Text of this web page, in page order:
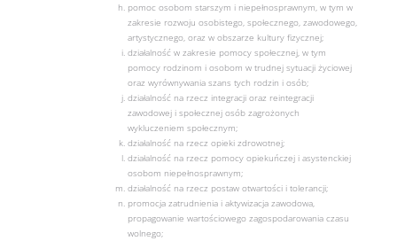
pomoc osobom starszym i niepełnosprawnym, w tym w
zakresie rozwoju osobistego, społecznego, zawodowego,
artystycznego, oraz w obszarze kultury fizycznej;
działalność w zakresie pomocy społecznej, w tym
pomocy rodzinom i osobom w trudnej sytuacji życiowej
oraz wyrównywania szans tych rodzin i osób;
działalność na rzecz integracji oraz reintegracji
zawodowej i społecznej osób zagrożonych
wykluczeniem społecznym;
działalność na rzecz opieki zdrowotnej;
działalność na rzecz pomocy opiekuńczej i asystenckiej
osobom niepełnosprawnym;
działalność na rzecz postaw otwartości i tolerancji;
promocja zatrudnienia i aktywizacja zawodowa,
propagowanie wartościowego zagospodarowania czasu
wolnego;